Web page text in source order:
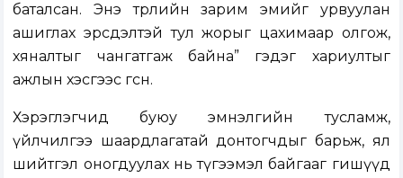
баталсан. Энэ төрлийн зарим эмийг урвуулан
ашиглах эрсдэлтэй тул жорыг цахимаар олгож,
хяналтыг чангатгаж байна” гэдэг хариултыг
ажлын хэсгээс өгсөн.
Хэрэглэгчид буюу эмнэлгийн тусламж,
үйлчилгээ шаардлагатай донтогчдыг барьж, ял
шийтгэл оногдуулах нь түгээмэл байгааг гишүүд